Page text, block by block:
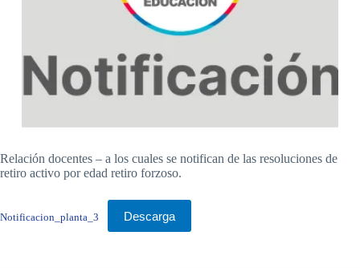
Relación docentes – a los cuales se notifican de las resoluciones de
retiro activo por edad retiro forzoso.
Notificacion_planta_3 Descarga